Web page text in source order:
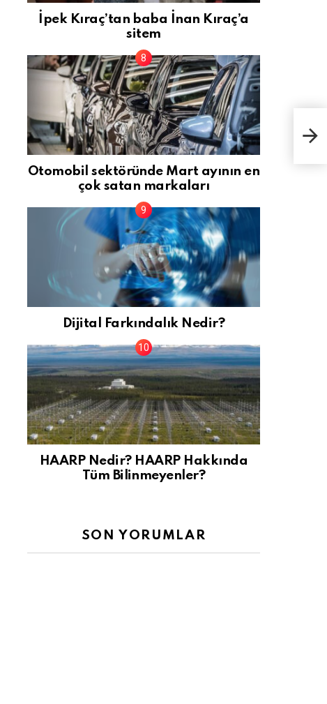
İpek Kıraç’tan baba İnan Kıraç’a
sitem
Otomobil sektöründe Mart ayının en
çok satan markaları
Dijital Farkındalık Nedir?
HAARP Nedir? HAARP Hakkında
Tüm Bilinmeyenler?
SON YORUMLAR